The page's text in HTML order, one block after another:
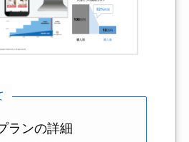
ランの詳細